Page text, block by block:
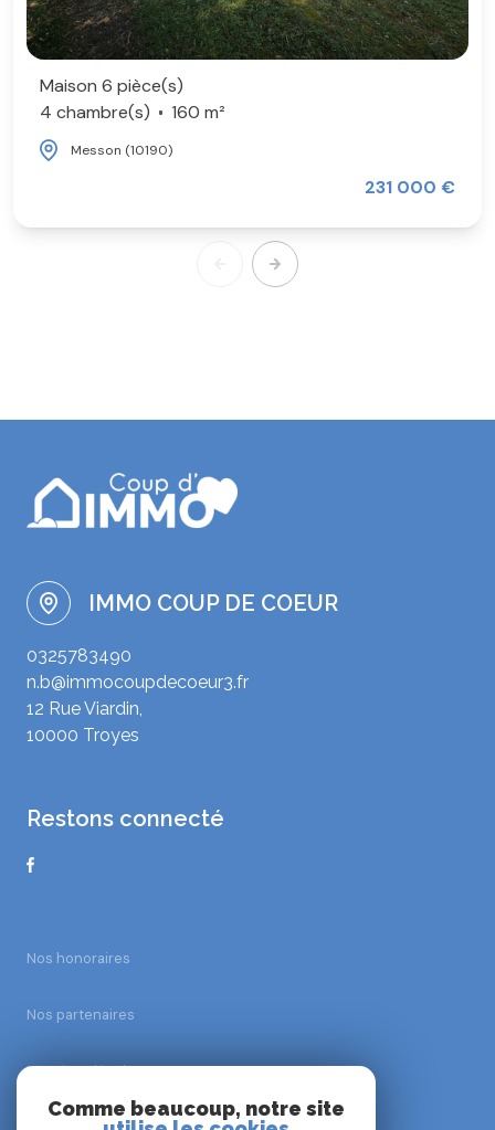
Maison 6 pièce(s)
4 chambre(s)
160 m²
Messon (10190)
231 000 €
IMMO COUP DE COEUR
0325783490
n.b@immocoupdecoeur3.fr
12 Rue Viardin,
10000 Troyes
restons connecté
Nos honoraires
Nos partenaires
Mentions légales
Comme beaucoup, notre site